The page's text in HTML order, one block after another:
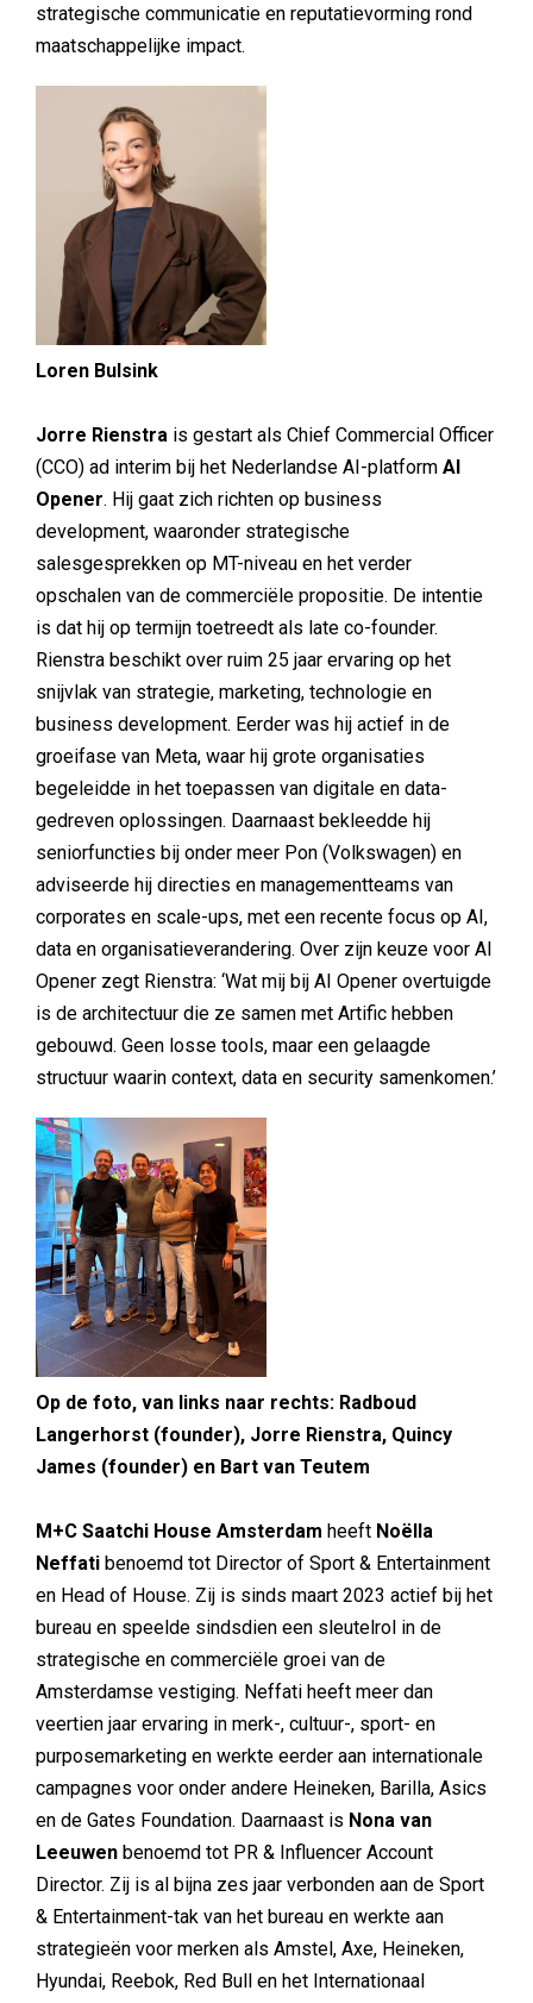
strategische communicatie en reputatievorming rond
maatschappelijke impact.
Loren Bulsink
Jorre Rienstra is gestart als Chief Commercial Officer
(CCO) ad interim bij het Nederlandse AI-platform AI
Opener. Hij gaat zich richten op business
development, waaronder strategische
salesgesprekken op MT-niveau en het verder
opschalen van de commerciële propositie. De intentie
is dat hij op termijn toetreedt als late co-founder.
Rienstra beschikt over ruim 25 jaar ervaring op het
snijvlak van strategie, marketing, technologie en
business development. Eerder was hij actief in de
groeifase van Meta, waar hij grote organisaties
begeleidde in het toepassen van digitale en data-
gedreven oplossingen. Daarnaast bekleedde hij
seniorfuncties bij onder meer Pon (Volkswagen) en
adviseerde hij directies en managementteams van
corporates en scale-ups, met een recente focus op AI,
data en organisatieverandering. Over zijn keuze voor AI
Opener zegt Rienstra: ‘Wat mij bij AI Opener overtuigde
is de architectuur die ze samen met Artific hebben
gebouwd. Geen losse tools, maar een gelaagde
structuur waarin context, data en security samenkomen.’
Op de foto, van links naar rechts: Radboud
Langerhorst (founder), Jorre Rienstra, Quincy
James (founder) en Bart van Teutem
M+C Saatchi House Amsterdam heeft Noëlla
Neffati benoemd tot Director of Sport & Entertainment
en Head of House. Zij is sinds maart 2023 actief bij het
bureau en speelde sindsdien een sleutelrol in de
strategische en commerciële groei van de
Amsterdamse vestiging. Neffati heeft meer dan
veertien jaar ervaring in merk-, cultuur-, sport- en
purposemarketing en werkte eerder aan internationale
campagnes voor onder andere Heineken, Barilla, Asics
en de Gates Foundation. Daarnaast is Nona van
Leeuwen benoemd tot PR & Influencer Account
Director. Zij is al bijna zes jaar verbonden aan de Sport
& Entertainment-tak van het bureau en werkte aan
strategieën voor merken als Amstel, Axe, Heineken,
Hyundai, Reebok, Red Bull en het Internationaal